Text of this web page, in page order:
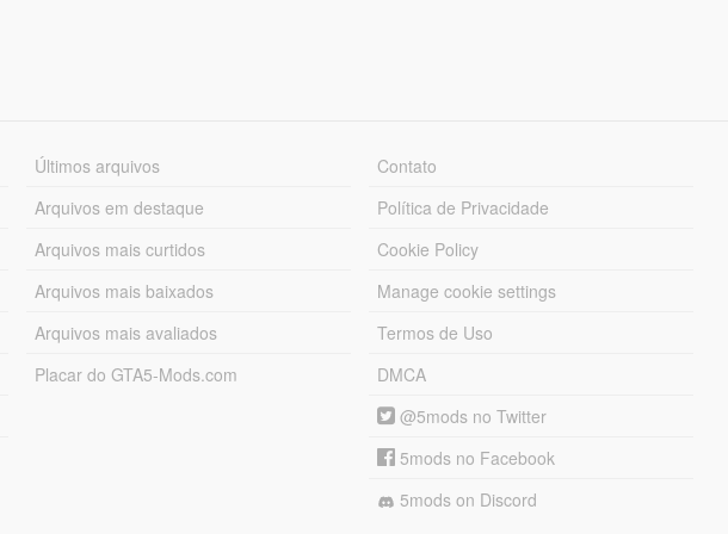
Últimos arquivos
Arquivos em destaque
Arquivos mais curtidos
Arquivos mais baixados
Arquivos mais avaliados
Placar do GTA5-Mods.com
Contato
Política de Privacidade
Cookie Policy
Manage cookie settings
Termos de Uso
DMCA
@5mods no Twitter
5mods no Facebook
5mods on Discord